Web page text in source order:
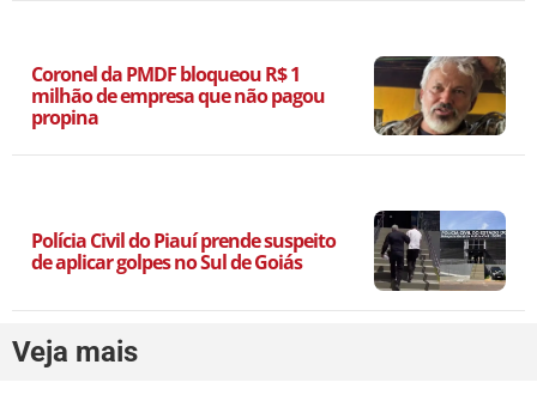
Coronel da PMDF bloqueou R$ 1
milhão de empresa que não pagou
propina
Polícia Civil do Piauí prende suspeito
de aplicar golpes no Sul de Goiás
Veja mais